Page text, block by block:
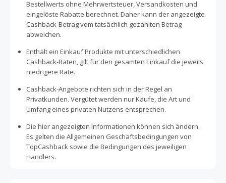
Bestellwerts ohne Mehrwertsteuer, Versandkosten und
eingelöste Rabatte berechnet. Daher kann der angezeigte
Cashback-Betrag vom tatsächlich gezahlten Betrag
abweichen.
Enthält ein Einkauf Produkte mit unterschiedlichen
Cashback-Raten, gilt für den gesamten Einkauf die jeweils
niedrigere Rate.
Cashback-Angebote richten sich in der Regel an
Privatkunden. Vergütet werden nur Käufe, die Art und
Umfang eines privaten Nutzens entsprechen.
Die hier angezeigten Informationen können sich ändern.
Es gelten die Allgemeinen Geschäftsbedingungen von
TopCashback sowie die Bedingungen des jeweiligen
Händlers.